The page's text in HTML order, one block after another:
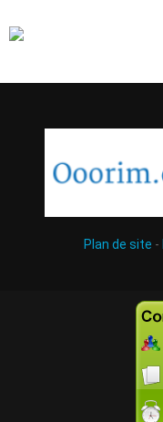
Plan de site -